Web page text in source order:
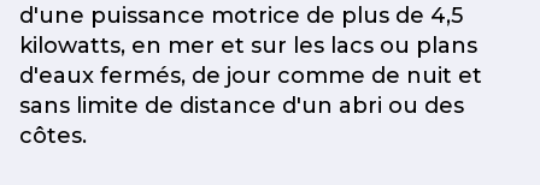
d'une puissance motrice de plus de 4,5
kilowatts, en mer et sur les lacs ou plans
d'eaux fermés, de jour comme de nuit et
sans limite de distance d'un abri ou des
côtes.